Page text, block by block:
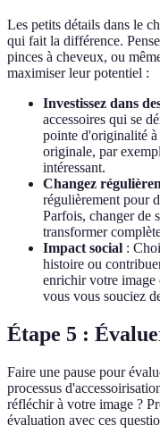
Les petits détails dans le
qui fait la différence.
pinces à cheveux, ou
maximiser leur potentiel :
Investissez dans
accessoires qui se
pointe d'originalité à
originale, par
intéressant.
Changez
régulièrement pour
Parfois, changer de
transformer
Impact social :
histoire ou
enrichir votre image
vous vous souciez
Étape 5 :
Faire une pause pour
processus
réfléchir à votre image ?
évaluation avec ces